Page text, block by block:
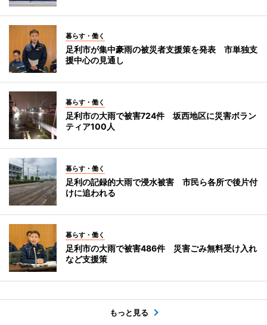
暮らす・働く
足利市が集中豪雨の被災者支援策を発表 市単独支
援中心の見通し
暮らす・働く
足利市の大雨で被害724件 坂西地区に災害ボラン
ティア100人
暮らす・働く
足利の記録的大雨で浸水被害 市民ら各所で後片付
けに追われる
暮らす・働く
足利市の大雨で被害486件 災害ごみ無料受け入れ
など支援策
もっと見る